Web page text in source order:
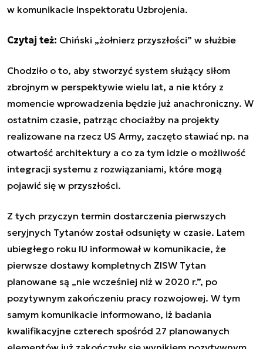
w komunikacie Inspektoratu Uzbrojenia.
Czytaj też: Chiński „żołnierz przyszłości” w służbie
Chodziło o to, aby stworzyć system służący siłom
zbrojnym w perspektywie wielu lat, a nie który z
momencie wprowadzenia będzie już anachroniczny. W
ostatnim czasie, patrząc chociażby na projekty
realizowane na rzecz US Army, zaczęto stawiać np. na
otwartość architektury a co za tym idzie o możliwość
integracji systemu z rozwiązaniami, które mogą
pojawić się w przyszłości.
Z tych przyczyn termin dostarczenia pierwszych
seryjnych Tytanów został odsunięty w czasie. Latem
ubiegłego roku IU informował w komunikacie, że
pierwsze dostawy kompletnych ZISW Tytan
planowane są „nie wcześniej niż w 2020 r.”, po
pozytywnym zakończeniu pracy rozwojowej. W tym
samym komunikacie informowano, iż badania
kwalifikacyjne czterech spośród 27 planowanych